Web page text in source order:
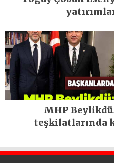
MHP
teşkilatlarında